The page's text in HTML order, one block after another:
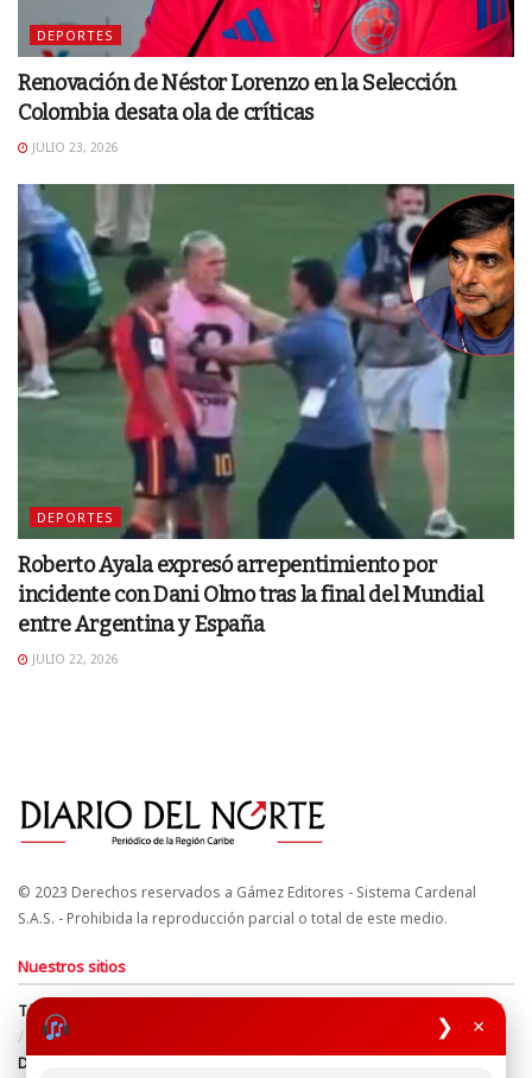
❯ ×
DEPORTES
Renovación de Néstor Lorenzo en la Selección
Colombia desata ola de críticas
JULIO 23, 2026
DEPORTES
Roberto Ayala expresó arrepentimiento por
incidente con Dani Olmo tras la final del Mundial
entre Argentina y España
JULIO 22, 2026
© 2023 Derechos reservados a Gámez Editores - Sistema Cardenal
S.A.S. - Prohibida la reproducción parcial o total de este medio.
Nuestros sitios
Términos y Condiciones
Derechos de Autor y Propiedad Intelectual
Política de uso de cookies
Política de Tratamiento de Datos
Directrices Editoriales